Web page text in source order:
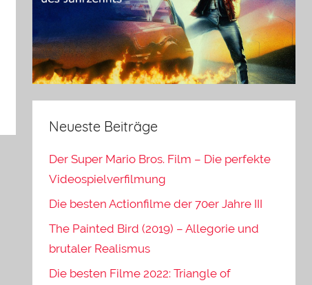
Neueste Beiträge
Der Super Mario Bros. Film – Die perfekte
Videospielverfilmung
Die besten Actionfilme der 70er Jahre III
The Painted Bird (2019) – Allegorie und
brutaler Realismus
Die besten Filme 2022: Triangle of